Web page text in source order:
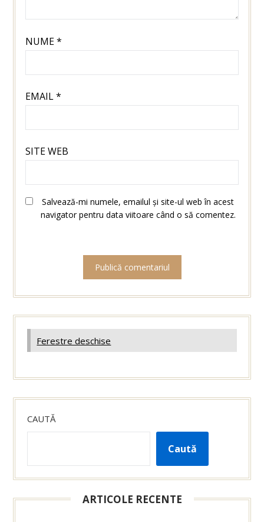
NUME*
EMAIL*
SITE WEB
Salvează-mi numele, emailul și site-ul web în acest
navigator pentru data viitoare când o să comentez.
Ferestre deschise
CAUTĂ
Caută
ARTICOLE RECENTE